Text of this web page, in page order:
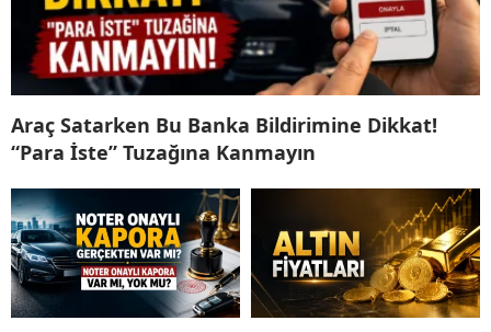
Araç Satarken Bu Banka Bildirimine Dikkat!
“Para İste” Tuzağına Kanmayın